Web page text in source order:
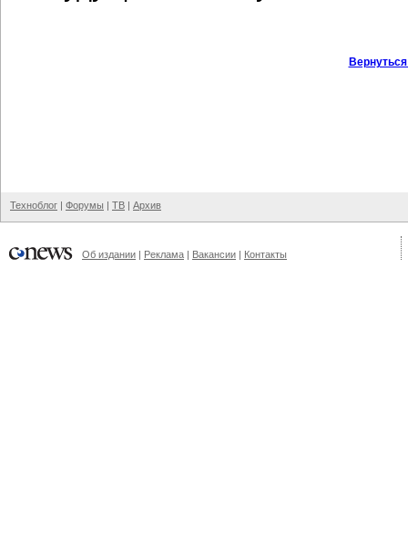
Техноблог | Форумы | ТВ | Архив
Об издании | Реклама | Вакансии | Контакты